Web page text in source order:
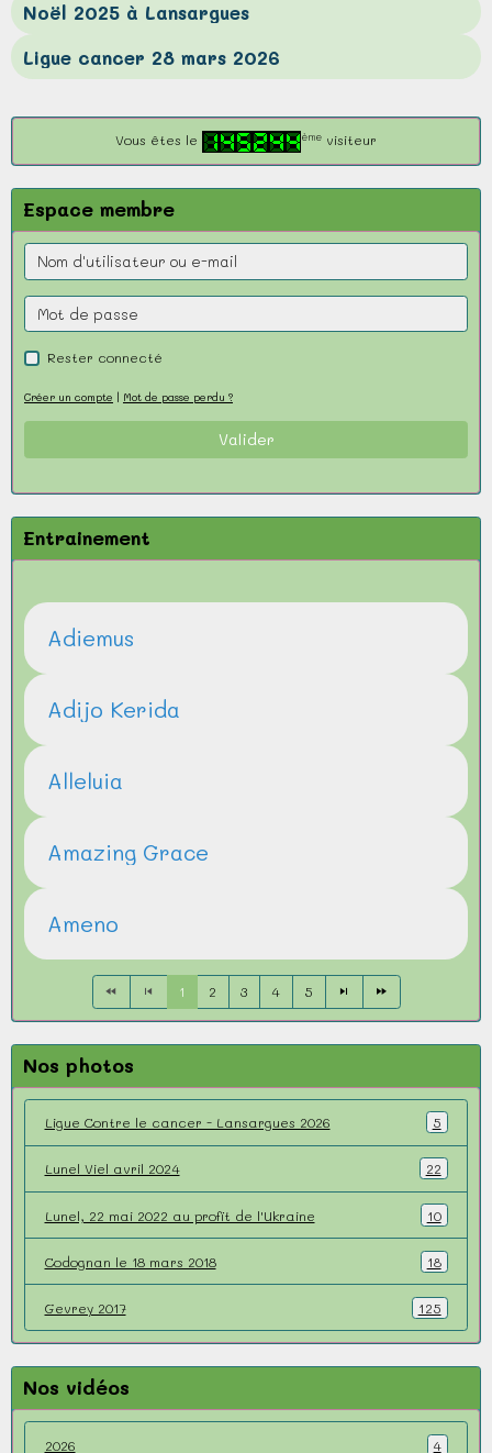
Noël 2025 à Lansargues
Ligue cancer 28 mars 2026
Vous êtes le ème visiteur
Espace membre
Rester connecté
Créer un compte Mot de passe perdu ?
Valider
Entrainement
Adiemus
Adijo Kerida
Alleluia
Amazing Grace
Ameno
1 2 3 4 5
Nos photos
Ligue Contre le cancer - Lansargues 2026 5
Lunel Viel avril 2024 22
Lunel, 22 mai 2022 au profit de l'Ukraine 10
Codognan le 18 mars 2018 18
Gevrey 2017 125
Nos vidéos
2026 4